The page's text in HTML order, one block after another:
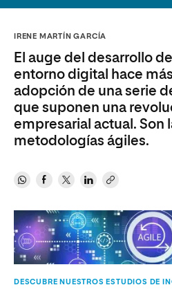
IRENE MARTÍN GARCÍA
El auge del desarrollo
entorno digital hace
adopción de una serie
que suponen una
empresarial actual. Son
metodologías ágiles.
DESCUBRE NUESTROS ESTUDIOS DE